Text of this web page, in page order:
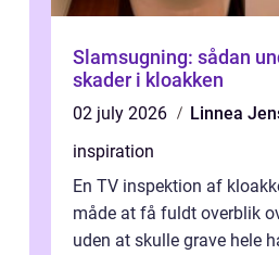
Slamsugning: sådan
skader i kloakken
02 july 2026
Linnea
inspiration
En TV inspektion af
måde at få fuldt overblik
uden at skulle grave hele